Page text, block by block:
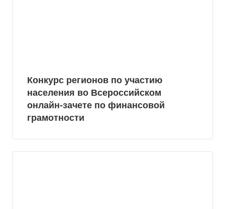
Конкурс регионов по участию
населения во Всероссийском
онлайн-зачете по финансовой
грамотности